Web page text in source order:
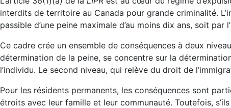
interdits de territoire au Canada pour grande criminalité.
passible d’une peine maximale d’au moins dix ans, soit
Ce cadre crée un ensemble de conséquences à deux
détermination de la peine, se concentre sur la
l’individu. Le second niveau, qui relève du droit de
Pour les résidents permanents, les conséquences sont
étroits avec leur famille et leur communauté. Toutefois,